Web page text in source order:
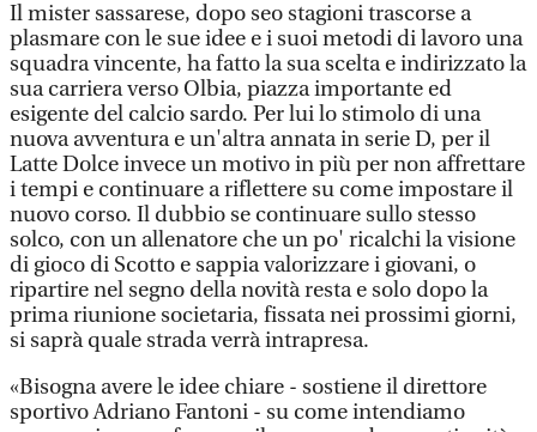
Il mister sassarese, dopo seo stagioni trascorse a
plasmare con le sue idee e i suoi metodi di lavoro una
squadra vincente, ha fatto la sua scelta e indirizzato la
sua carriera verso Olbia, piazza importante ed
esigente del calcio sardo. Per lui lo stimolo di una
nuova avventura e un'altra annata in serie D, per il
Latte Dolce invece un motivo in più per non affrettare
i tempi e continuare a riflettere su come impostare il
nuovo corso. Il dubbio se continuare sullo stesso
solco, con un allenatore che un po' ricalchi la visione
di gioco di Scotto e sappia valorizzare i giovani, o
ripartire nel segno della novità resta e solo dopo la
prima riunione societaria, fissata nei prossimi giorni,
si saprà quale strada verrà intrapresa.
«Bisogna avere le idee chiare - sostiene il direttore
sportivo Adriano Fantoni - su come intendiamo